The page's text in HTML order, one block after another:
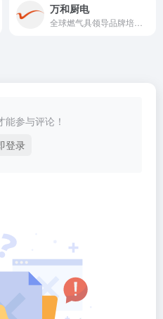
万和厨电
参与评论！
登录